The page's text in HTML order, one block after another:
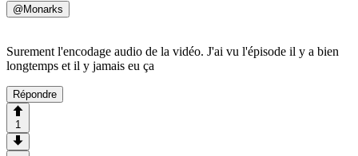
@ Monarks
Surement l'encodage audio de la vidéo. J'ai vu l'épisode il y a bien
longtemps et il y jamais eu ça
Répondre
1